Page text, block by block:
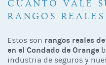
CUÁNTO VALE
RANGOS
Estos son rangos reales
en el Condado de Orange
industria de seguros y